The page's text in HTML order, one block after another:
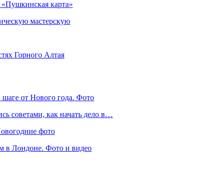
карта»
мастерскую
Горного Алтая
шаге от Нового года. Фото
советами, как начать дело в…
фото
в Лондоне. Фото и видео